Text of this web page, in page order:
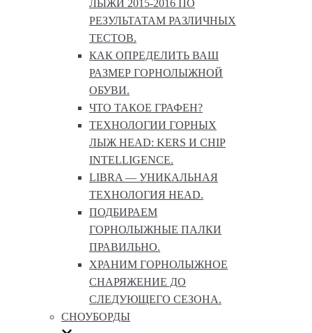
ЛЫЖИ 2015-2016 ПО
РЕЗУЛЬТАТАМ РАЗЛИЧНЫХ
ТЕСТОВ.
КАК ОПРЕДЕЛИТЬ ВАШ
РАЗМЕР ГОРНОЛЫЖНОЙ
ОБУВИ.
ЧТО ТАКОЕ ГРАФЕН?
ТЕХНОЛОГИИ ГОРНЫХ
ЛЫЖ HEAD: KERS И CHIP
INTELLIGENCE.
LIBRA — УНИКАЛЬНАЯ
ТЕХНОЛОГИЯ HEAD.
ПОДБИРАЕМ
ГОРНОЛЫЖНЫЕ ПАЛКИ
ПРАВИЛЬНО.
ХРАНИМ ГОРНОЛЫЖНОЕ
СНАРЯЖЕНИЕ ДО
СЛЕДУЮЩЕГО СЕЗОНА.
СНОУБОРДЫ